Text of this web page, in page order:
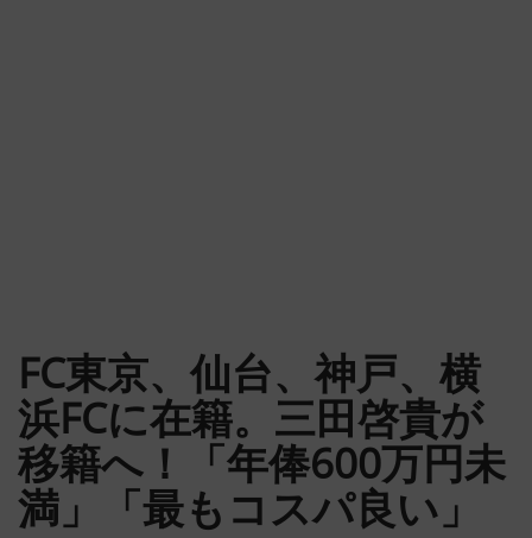
FC東京、仙台、神戸、横
浜FCに在籍。三田啓貴が
移籍へ！「年俸600万円未
満」「最もコスパ良い」